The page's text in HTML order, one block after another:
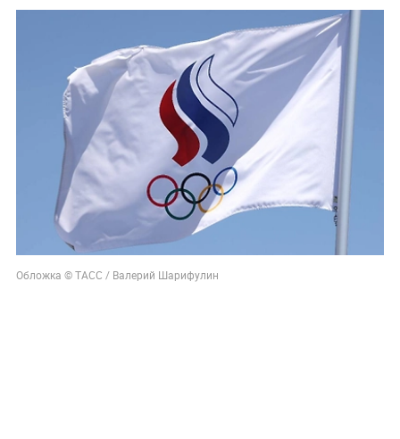
Обложка © ТАСС / Валерий Шарифулин